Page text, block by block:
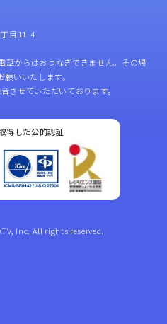
目11-4
からはおつなぎできません。その場
いいたします。
させていただいております。
得した公的認証
Inc. All rights reserved.